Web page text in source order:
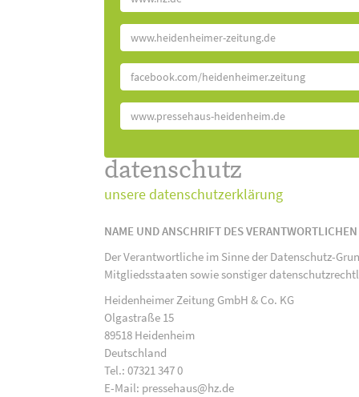
www.heidenheimer-zeitung.de
facebook.com/heidenheimer.zeitung
www.pressehaus-heidenheim.de
datenschutz
unsere datenschutzerklärung
NAME UND ANSCHRIFT DES VERANTWORTLICHEN
Der Verantwortliche im Sinne der Datenschutz-
Mitgliedsstaaten sowie sonstiger
Heidenheimer Zeitung GmbH & Co. KG
Olgastraße 15
89518 Heidenheim
Deutschland
Tel.: 07321 347 0
E-Mail: pressehaus@hz.de